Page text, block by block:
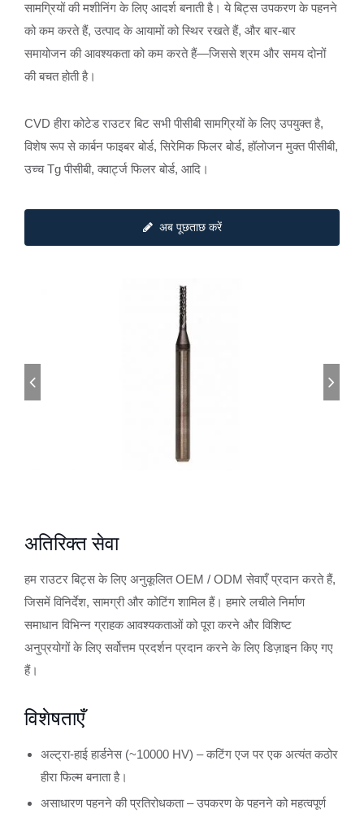
सामग्रियों की मशीनिंग के लिए आदर्श बनाती है। ये बिट्स उपकरण के पहनने
को कम करते हैं, उत्पाद के आयामों को स्थिर रखते हैं, और बार-बार
समायोजन की आवश्यकता को कम करते हैं—जिससे श्रम और समय दोनों
की बचत होती है।
CVD हीरा कोटेड राउटर बिट सभी पीसीबी सामग्रियों के लिए उपयुक्त है,
विशेष रूप से कार्बन फाइबर बोर्ड, सिरेमिक फिलर बोर्ड, हॉलोजन मुक्त पीसीबी,
उच्च Tg पीसीबी, क्वार्ट्ज फिलर बोर्ड, आदि।
अब पूछताछ करें
अतिरिक्त सेवा
हम राउटर बिट्स के लिए अनुकूलित OEM / ODM सेवाएँ प्रदान करते हैं,
जिसमें विनिर्देश, सामग्री और कोटिंग शामिल हैं। हमारे लचीले निर्माण
समाधान विभिन्न ग्राहक आवश्यकताओं को पूरा करने और विशिष्ट
अनुप्रयोगों के लिए सर्वोत्तम प्रदर्शन प्रदान करने के लिए डिज़ाइन किए गए
हैं।
विशेषताएँ
अल्ट्रा-हाई हार्डनेस (~10000 HV) – कटिंग एज पर एक अत्यंत कठोर
हीरा फिल्म बनाता है।
असाधारण पहनने की प्रतिरोधकता – उपकरण के पहनने को महत्वपूर्ण